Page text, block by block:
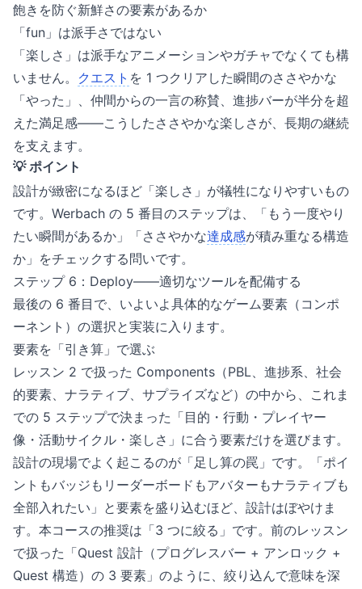
飽きを防ぐ新鮮さの要素があるか
「fun」は派手さではない
「楽しさ」は派手なアニメーションやガチャでなくても構
いません。 クエスト を 1 つクリアした瞬間のささやかな
「やった」、仲間からの一言の称賛、進捗バーが半分を超
えた満足感——こうしたささやかな楽しさが、長期の継続
を支えます。
💡 ポイント
設計が緻密になるほど「楽しさ」が犠牲になりやすいもの
です。Werbach の 5 番目のステップは、「もう一度やり
たい瞬間があるか」「ささやかな達成感が積み重なる構造
か」をチェックする問いです。
ステップ 6：Deploy——適切なツールを配備する
最後の 6 番目で、いよいよ具体的なゲーム要素（コンポ
ーネント）の選択と実装に入ります。
要素を「引き算」で選ぶ
レッスン 2 で扱った Components（PBL、進捗系、社会
的要素、ナラティブ、サプライズなど）の中から、これま
での 5 ステップで決まった「目的・行動・プレイヤー
像・活動サイクル・楽しさ」に合う要素だけを選びます。
設計の現場でよく起こるのが「足し算の罠」です。「ポイ
ントもバッジもリーダーボードもアバターもナラティブも
全部入れたい」と要素を盛り込むほど、設計はぼやけま
す。本コースの推奨は「3 つに絞る」です。前のレッスン
で扱った「Quest 設計（プログレスバー + アンロック +
Quest 構造）の 3 要素」のように、絞り込んで意味を深